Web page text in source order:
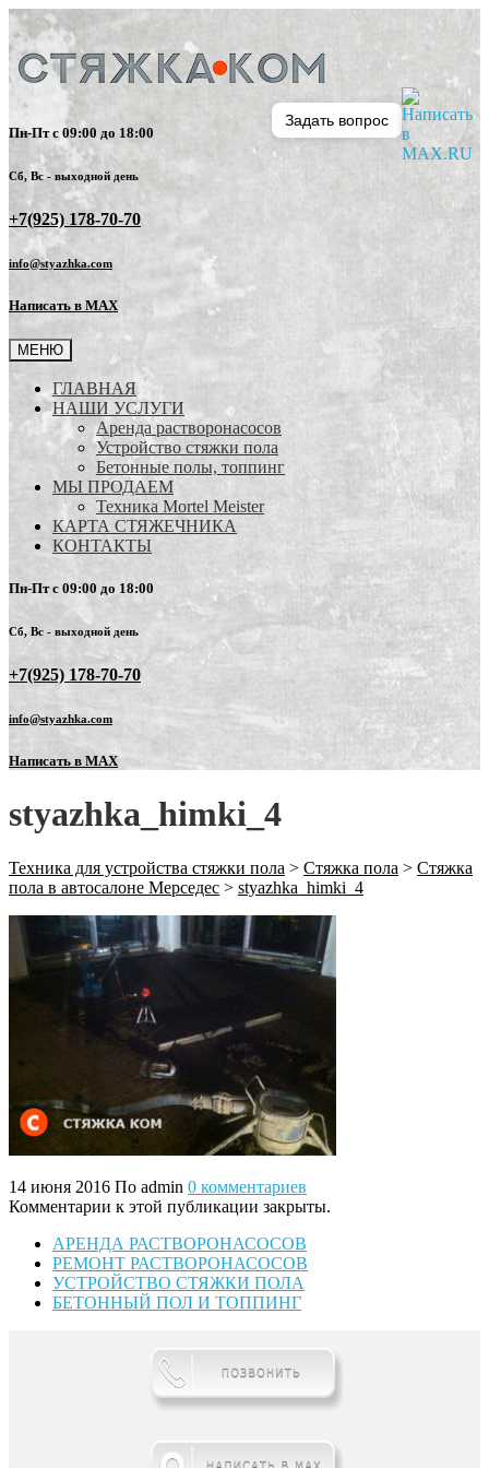
Пн-Пт с 09:00 до 18:00
Сб, Вс - выходной день
+7(925) 178-70-70
info@styazhka.com
Написать в MAX
МЕНЮ
ГЛАВНАЯ
НАШИ УСЛУГИ
Аренда растворонасосов
Устройство стяжки пола
Бетонные полы, топпинг
МЫ ПРОДАЕМ
Техника Mortel Meister
КАРТА СТЯЖЕЧНИКА
КОНТАКТЫ
Пн-Пт с 09:00 до 18:00
Сб, Вс - выходной день
+7(925) 178-70-70
info@styazhka.com
Написать в MAX
styazhka_himki_4
Техника для устройства стяжки пола > Стяжка пола > Стяжка
пола в автосалоне Мерседес > styazhka_himki_4
14 июня 2016 По admin 0 комментариев
Комментарии к этой публикации закрыты.
АРЕНДА РАСТВОРОНАСОСОВ
РЕМОНТ РАСТВОРОНАСОСОВ
УСТРОЙСТВО СТЯЖКИ ПОЛА
БЕТОННЫЙ ПОЛ И ТОППИНГ
Задать вопрос